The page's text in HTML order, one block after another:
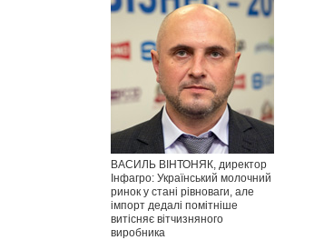
ВАСИЛЬ ВІНТОНЯК, директор
Інфагро: Український молочний
ринок у стані рівноваги, але
імпорт дедалі помітніше
витісняє вітчизняного
виробника